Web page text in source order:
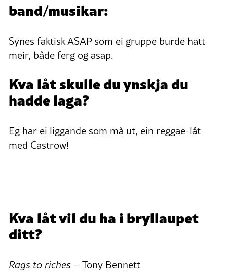
band/musikar:
Synes faktisk ASAP som ei gruppe burde hatt
meir, både ferg og asap.
Kva låt skulle du ynskja du
hadde laga?
Eg har ei liggande som må ut, ein reggae-låt
med Castrow!
Kva låt vil du ha i bryllaupet
ditt?
Rags to riches – Tony Bennett